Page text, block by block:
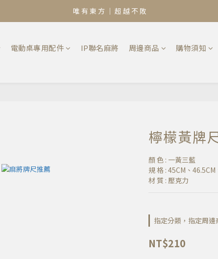
唯 有 東 方 ｜ 超 越 不 敗
電動桌專用配件 IP聯名麻將 周邊商品 購物須知
檸檬黃牌
顏 色 : 一黃三藍
規 格 : 45CM、46.5CM
材 質 : 壓克力
指定分類，指定周
NT$210